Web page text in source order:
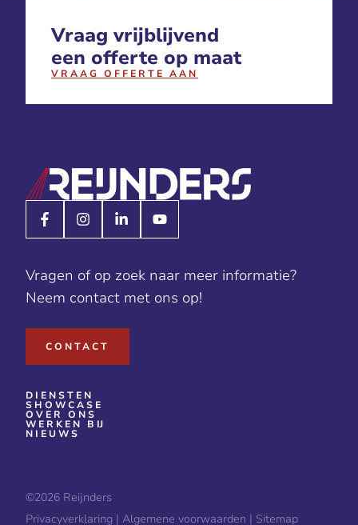
Vraag vrijblijvend
een offerte op maat
VRAAG OFFERTE AAN
Vragen of op zoek naar meer informatie?
Neem contact met ons op!
CONTACT
DIENSTEN
SHOWCASE
OVER ONS
WERKEN BIJ
NIEUWS
©2026 Reijnders
Privacyverklaring | Algemene voorwaarden | Sitemap